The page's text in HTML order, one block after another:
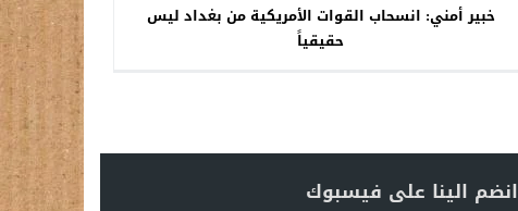
خبير أمني: انسحاب القوات الأمريكية من بغداد ليس
حقيقياً
انضم الينا على فيسبوك